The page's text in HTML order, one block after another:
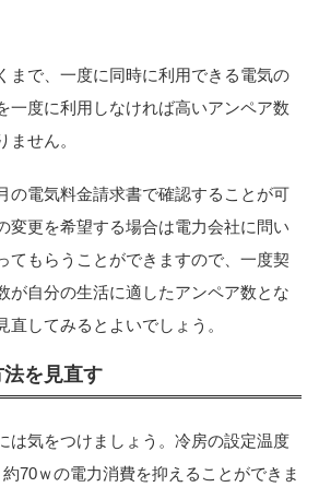
まで、一度に同時に利用できる電気の
一度に利用しなければ高いアンペア数
ません。
の電気料金請求書で確認することが可
変更を希望する場合は電力会社に問い
てもらうことができますので、一度契
が自分の生活に適したアンペア数とな
直してみるとよいでしょう。
を見直す
は気をつけましょう。冷房の設定温度
70ｗの電力消費を抑えることができま